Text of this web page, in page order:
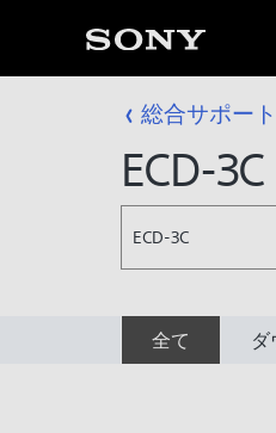
総合サポー
ECD-3C
ECD-3C
全て ダ